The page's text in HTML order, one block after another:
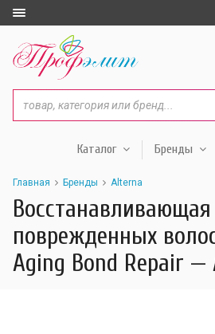
Каталог Бренды
Главная Бренды Alterna
поврежденных
Aging Bond Repair —